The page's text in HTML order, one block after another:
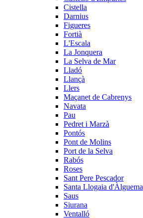
Cistella
Darnius
Figueres
Fortià
L'Escala
La Jonquera
La Selva de Mar
Lladó
Llançà
Llers
Maçanet de Cabrenys
Navata
Pau
Pedret i Marzà
Pontós
Pont de Molins
Port de la Selva
Rabós
Roses
Sant Pere Pescador
Santa Llogaia d'Àlguema
Saus
Siurana
Ventalló